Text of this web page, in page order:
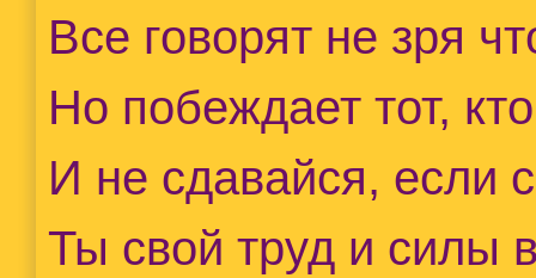
Все говорят не зря
Но побеждает тот,
И не сдавайся, если
Ты свой труд и силы